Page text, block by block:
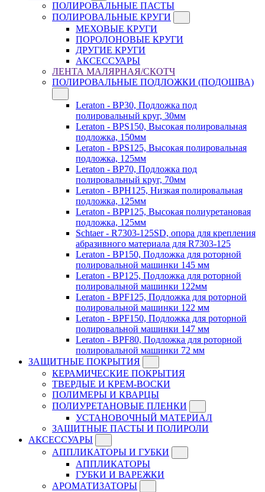
ПОЛИРОВАЛЬНЫЕ ПАСТЫ
ПОЛИРОВАЛЬНЫЕ КРУГИ
МЕХОВЫЕ КРУГИ
ПОРОЛОНОВЫЕ КРУГИ
ДРУГИЕ КРУГИ
АКСЕССУАРЫ
ЛЕНТА МАЛЯРНАЯ/СКОТЧ
ПОЛИРОВАЛЬНЫЕ ПОДЛОЖКИ (ПОДОШВА)
Leraton - BP30, Подложка под
полировальный круг, 30мм
Leraton - BPS150, Высокая полировальная
подложка, 150мм
Leraton - BPS125, Высокая полировальная
подложка, 125мм
Leraton - BP70, Подложка под
полировальный круг, 70мм
Leraton - BPH125, Низкая полировальная
подложка, 125мм
Leraton - BPP125, Высокая полиуретановая
подложка, 125мм
Schtaer - R7303-125SD, опора для крепления
абразивного материала для R7303-125
Leraton - BP150, Подложка для роторной
полировальной машинки 145 мм
Leraton - BP125, Подложка для роторной
полировальной машинки 122мм
Leraton - BPF125, Подложка для роторной
полировальной машинки 122 мм
Leraton - BPF150, Подложка для роторной
полировальной машинки 147 мм
Leraton - BPF80, Подложка для роторной
полировальной машинки 72 мм
ЗАЩИТНЫЕ ПОКРЫТИЯ
КЕРАМИЧЕСКИЕ ПОКРЫТИЯ
ТВЕРДЫЕ И КРЕМ-ВОСКИ
ПОЛИМЕРЫ И КВАРЦЫ
ПОЛИУРЕТАНОВЫЕ ПЛЕНКИ
УСТАНОВОЧНЫЙ МАТЕРИАЛ
ЗАЩИТНЫЕ ПАСТЫ И ПОЛИРОЛИ
АКСЕССУАРЫ
АППЛИКАТОРЫ И ГУБКИ
АППЛИКАТОРЫ
ГУБКИ И ВАРЕЖКИ
АРОМАТИЗАТОРЫ